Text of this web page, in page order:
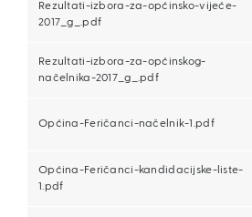
Rezultati-izbora-za-općinsko-vijeće-
2017_g_.pdf
Rezultati-izbora-za-općinskog-
načelnika-2017_g_.pdf
Općina-Feričanci-načelnik-1.pdf
Općina-Feričanci-kandidacijske-liste-
1.pdf